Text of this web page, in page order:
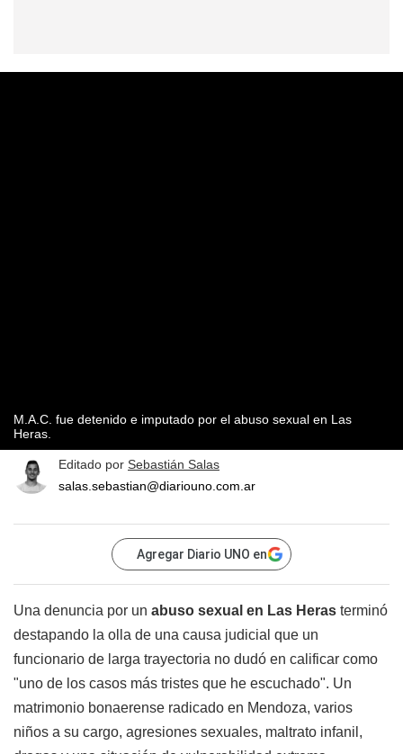
M.A.C. fue detenido e imputado por el abuso sexual en Las
Heras.
Editado por Sebastián Salas
salas.sebastian@diariouno.com.ar
Agregar Diario UNO en
Una denuncia por un abuso sexual en Las Heras terminó
destapando la olla de una causa judicial que un
funcionario de larga trayectoria no dudó en calificar como
"uno de los casos más tristes que he escuchado". Un
matrimonio bonaerense radicado en Mendoza, varios
niños a su cargo, agresiones sexuales, maltrato infanil,